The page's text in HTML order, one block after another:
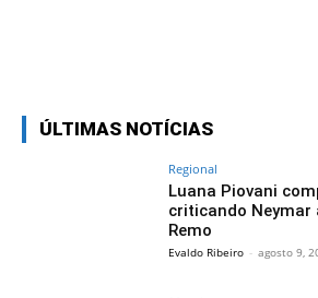
ÚLTIMAS NOTÍCIAS
Regional
Luana Piovani
criticando Neymar
Remo
Evaldo Ribeiro - agosto 9,